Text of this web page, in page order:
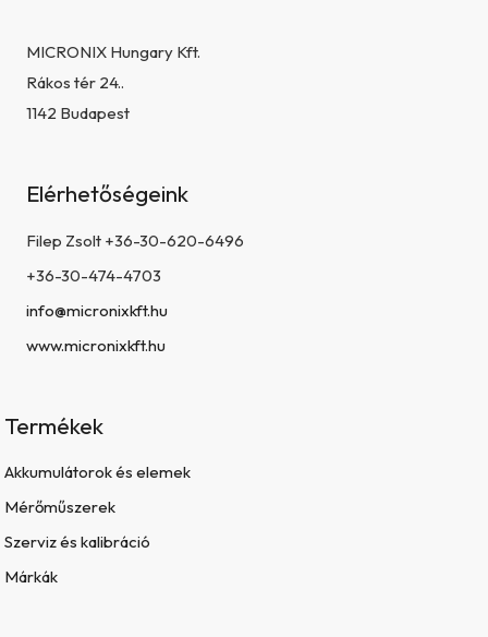
MICRONIX Hungary Kft.
Rákos tér 24..
1142 Budapest
Elérhetőségeink
Filep Zsolt +36-30-620-6496
+36-30-474-4703
info@micronixkft.hu
www.micronixkft.hu
Termékek
Akkumulátorok és elemek
Mérőműszerek
Szerviz és kalibráció
Márkák